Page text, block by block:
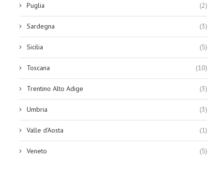
Puglia (2)
Sardegna (3)
Sicilia (5)
Toscana (10)
Trentino Alto Adige (3)
Umbria (3)
Valle d'Aosta (1)
Veneto (5)